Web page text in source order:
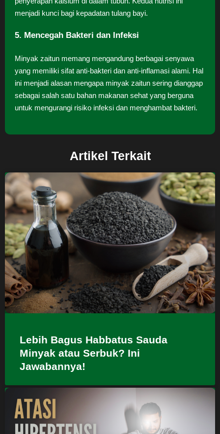
menjadi kunci bagi kepadatan tulang bayi.
5. Mencegah Bakteri dan Infeksi
Minyak zaitun memang mengandung berbagai senyawa
yang memiliki sifat anti-bakteri dan anti-inflamasi alami. Hal
ini menjadi alasan mengapa minyak zaitun sering dianggap
sebagai salah satu bahan makanan sehat yang berguna
untuk mengurangi risiko infeksi dan menghambat bakteri.
Artikel Terkait
Lebih Bagus Habbatus Sauda
Minyak atau Serbuk? Ini
Jawabannya!